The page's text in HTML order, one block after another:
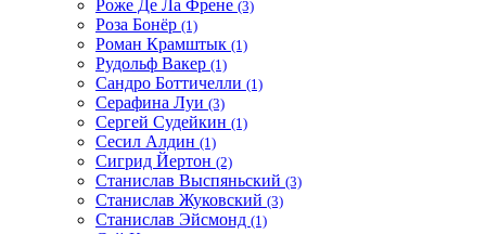
Роже Де Ла Френе (3)
Роза Бонёр (1)
Роман Крамштык (1)
Рудольф Вакер (1)
Сандро Боттичелли (1)
Серафина Луи (3)
Сергей Судейкин (1)
Сесил Алдин (1)
Сигрид Йертон (2)
Станислав Выспяньский (3)
Станислав Жуковский (3)
Станислав Эйсмонд (1)